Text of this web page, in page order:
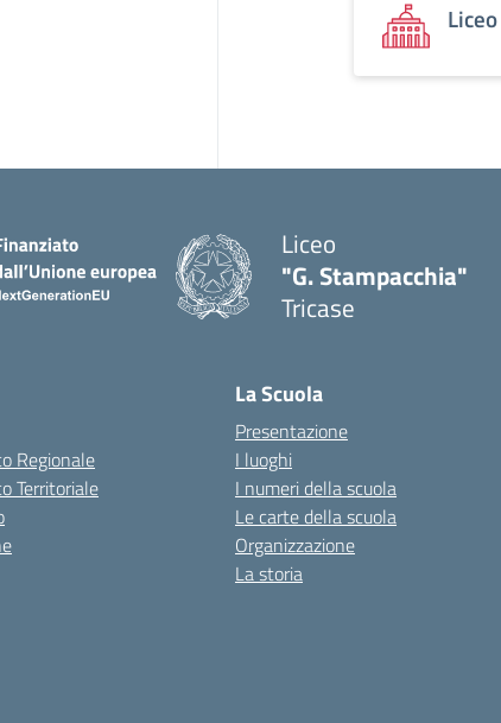
Liceo
Liceo
"G. Stampacchia"
Tricase
Regionale
Territoriale
La Scuola
Presentazione
I luoghi
I numeri della scuola
Le carte della scuola
Organizzazione
La storia